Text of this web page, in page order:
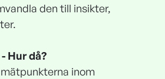
den till insikter,
Hur då?
inom